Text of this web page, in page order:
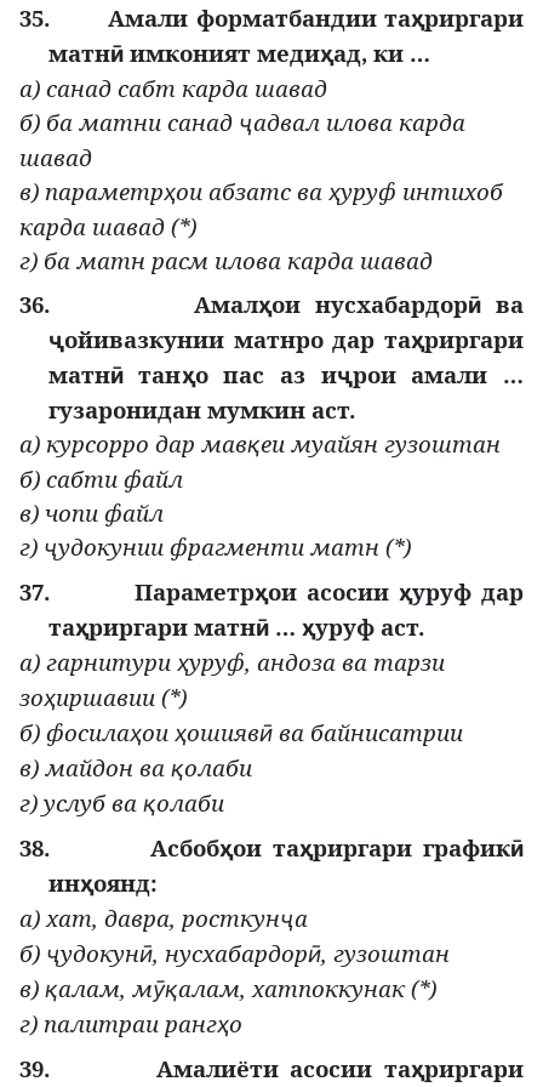
35.
Амали форматбандии таҳриргари
матнӣимконият медиҳад, ки …
а) санад сабт карда шавад
б) ба матни санад ҷадвал илова карда
шавад
в) параметрҳои абзатс ва ҳуруф интихоб
карда шавад (*)
г) ба матн расм илова карда шавад
36.
Амалҳои нусхабардорӣ ва
ҷойивазкунии матнро дар таҳриргари
матнӣтанҳо пас аз иҷрои амали …
гузаронидан мумкин аст.
а) курсорро дар мавқеи муайян гузоштан
б) сабти файл
в) чопи файл
г) ҷудокунии фрагменти матн (*)
37.
Параметрҳои асосии ҳуруф дар
таҳриргари матнӣ… ҳуруф аст.
а) гарнитури ҳуруф, андоза ва тарзи
зоҳиршавии (*)
б) фосилаҳои ҳошиявӣ ва байнисатрии
в) майдон ва қолаби
г) услуб ва қолаби
38.
Асбобҳои таҳриргари графикӣ
инҳоянд:
а) хат, давра, росткунҷа
б) ҷудокунӣ, нусхабардорӣ, гузоштан
в) қалам, мӯқалам, хатпоккунак (*)
г) палитраи рангҳо
39.
Амалиёти асосии таҳриргари